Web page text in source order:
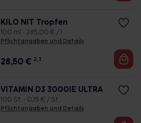
KILO NIT Tropfen
100 ml • 285,00 € / l
Pflichtangaben und Details
28,50 € 2, 3
VITAMIN D3 3000IE ULTRA
100 St. • 0,15 € / St.
Pflichtangaben und Details